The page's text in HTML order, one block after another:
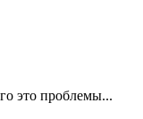
это проблемы...